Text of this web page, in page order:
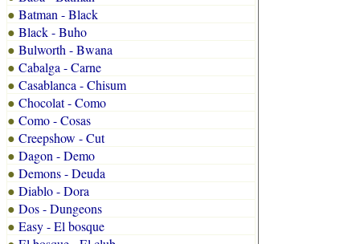
● Batman - Black
● Black - Buho
● Bulworth - Bwana
● Cabalga - Carne
● Casablanca - Chisum
● Chocolat - Como
● Como - Cosas
● Creepshow - Cut
● Dagon - Demo
● Demons - Deuda
● Diablo - Dora
● Dos - Dungeons
● Easy - El bosque